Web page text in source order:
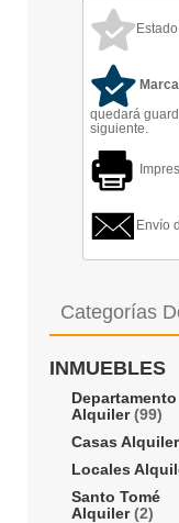
quedará
siguiente.
Envío
Categorías
INMUEBLES
Departamento
Alquiler(99)
Casas Alquiler
Locales
Santo Tomé
Alquiler(2)